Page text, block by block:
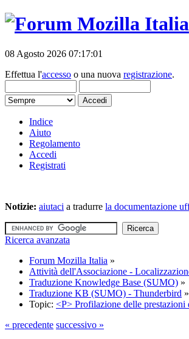
08 Agosto 2026 07:17:01
Effettua l'accesso o una nuova registrazione.
Indice
Aiuto
Regolamento
Accedi
Registrati
Notizie: aiutaci a tradurre la documentazione
Ricerca avanzata
Forum Mozilla Italia »
Attività dell'Associazione -
Traduzione Knowledge Base (SUMO) »
Traduzione KB (SUMO) - Thunderbird »
Topic: <P> Profilazione delle prestazioni
« precedente successivo »